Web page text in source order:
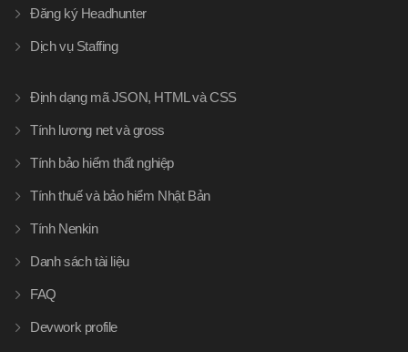
Đăng ký Headhunter
Dịch vụ Staffing
Định dạng mã JSON, HTML và CSS
Tính lương net và gross
Tính bảo hiểm thất nghiệp
Tính thuế và bảo hiểm Nhật Bản
Tính Nenkin
Danh sách tài liệu
FAQ
Devwork profile